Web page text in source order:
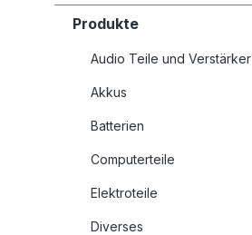
Produkte
Audio Teile und Verstärker
Akkus
Batterien
Computerteile
Elektroteile
Diverses